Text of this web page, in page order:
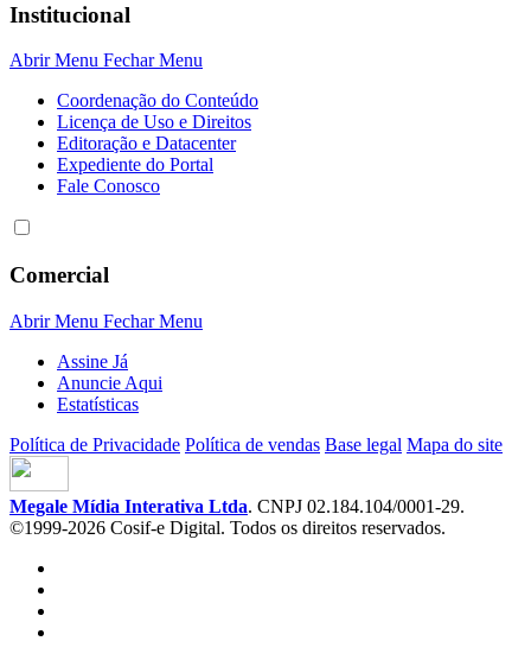
Institucional
Abrir Menu Fechar Menu
Coordenação do Conteúdo
Licença de Uso e Direitos
Editoração e Datacenter
Expediente do Portal
Fale Conosco
Comercial
Abrir Menu Fechar Menu
Assine Já
Anuncie Aqui
Estatísticas
Política de Privacidade Política de vendas Base legal Mapa do site
Megale Mídia Interativa Ltda. CNPJ 02.184.104/0001-29.
©1999-2026 Cosif-e Digital. Todos os direitos reservados.